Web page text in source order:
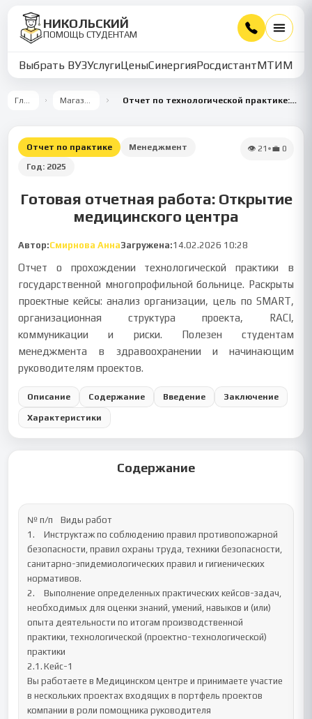
НИКОЛЬСКИЙ
ПОМОЩЬ СТУДЕНТАМ
Выбрать ВУЗУслугиЦеныСинергияРосдистантМТИММУ
Главная Магазин работ Отчет по технологической практике: проектное сопровождение открытия медицинского центра
Отчет по практике
Менеджмент
Год: 2025
👁 21 •💼 0
Готовая отчетная работа: Открытие
медицинского центра
Автор:Смирнова АннаЗагружена:14.02.2026 10:28
Отчет о прохождении технологической практики в
государственной многопрофильной больнице. Раскрыты
проектные кейсы: анализ организации, цель по SMART,
организационная структура проекта, RACI,
коммуникации и риски. Полезен студентам
менеджмента в здравоохранении и начинающим
руководителям проектов.
Описание Содержание Введение Заключение
Характеристики
Содержание
№ п/п	Виды работ
1.	Инструктаж по соблюдению правил противопожарной
безопасности, правил охраны труда, техники безопасности,
санитарно-эпидемиологических правил и гигиенических
нормативов.
2.	Выполнение определенных практических кейсов-задач,
необходимых для оценки знаний, умений, навыков и (или)
опыта деятельности по итогам производственной
практики, технологической (проектно-технологической)
практики
2.1.	Кейс-1
Вы работаете в Медицинском центре и принимаете участие
в нескольких проектах входящих в портфель проектов
компании в роли помощника руководителя